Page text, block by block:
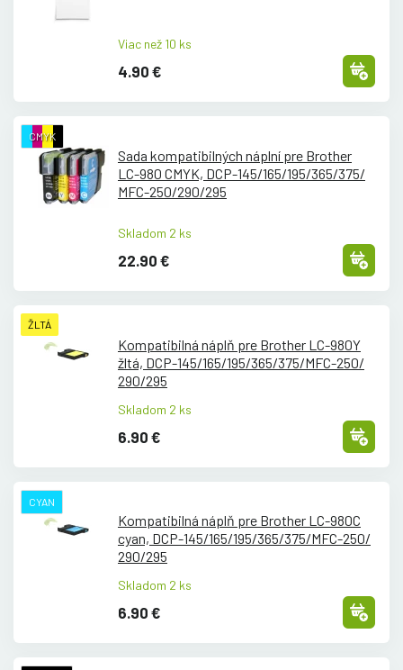
Viac než 10 ks
4.90 €
CMYK
Sada kompatibilných náplní pre Brother
LC-980 CMYK, DCP-145/165/195/365/375/
MFC-250/290/295
Skladom 2 ks
22.90 €
ŽLTÁ
Kompatibilná náplň pre Brother LC-980Y
žltá, DCP-145/165/195/365/375/MFC-250/
290/295
Skladom 2 ks
6.90 €
CYAN
Kompatibilná náplň pre Brother LC-980C
cyan, DCP-145/165/195/365/375/MFC-250/
290/295
Skladom 2 ks
6.90 €